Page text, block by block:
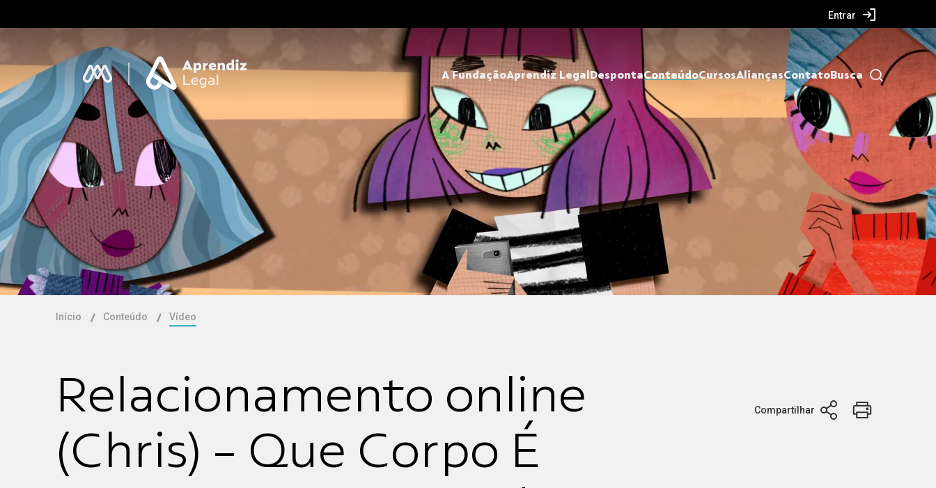
Entrar
A FundaçãoAprendiz Legal DespontaConteúdoCursosAliançasContatoBusca
Início Conteúdo Vídeo
Relacionamento online
(Chris) - Que Corpo É
Compartilhar